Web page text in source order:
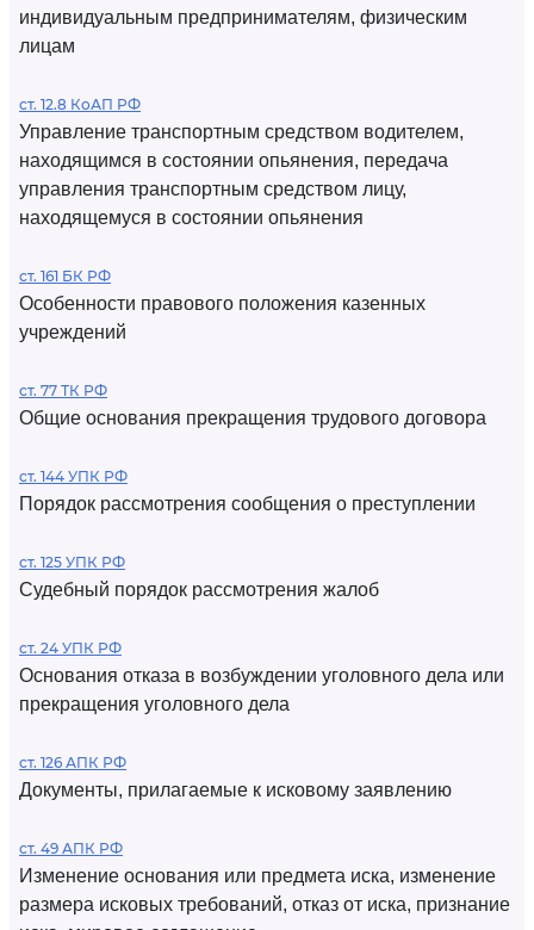
индивидуальным предпринимателям, физическим
лицам
ст. 12.8 КоАП РФ
Управление транспортным средством водителем,
находящимся в состоянии опьянения, передача
управления транспортным средством лицу,
находящемуся в состоянии опьянения
ст. 161 БК РФ
Особенности правового положения казенных
учреждений
ст. 77 ТК РФ
Общие основания прекращения трудового договора
ст. 144 УПК РФ
Порядок рассмотрения сообщения о преступлении
ст. 125 УПК РФ
Судебный порядок рассмотрения жалоб
ст. 24 УПК РФ
Основания отказа в возбуждении уголовного дела или
прекращения уголовного дела
ст. 126 АПК РФ
Документы, прилагаемые к исковому заявлению
ст. 49 АПК РФ
Изменение основания или предмета иска, изменение
размера исковых требований, отказ от иска, признание